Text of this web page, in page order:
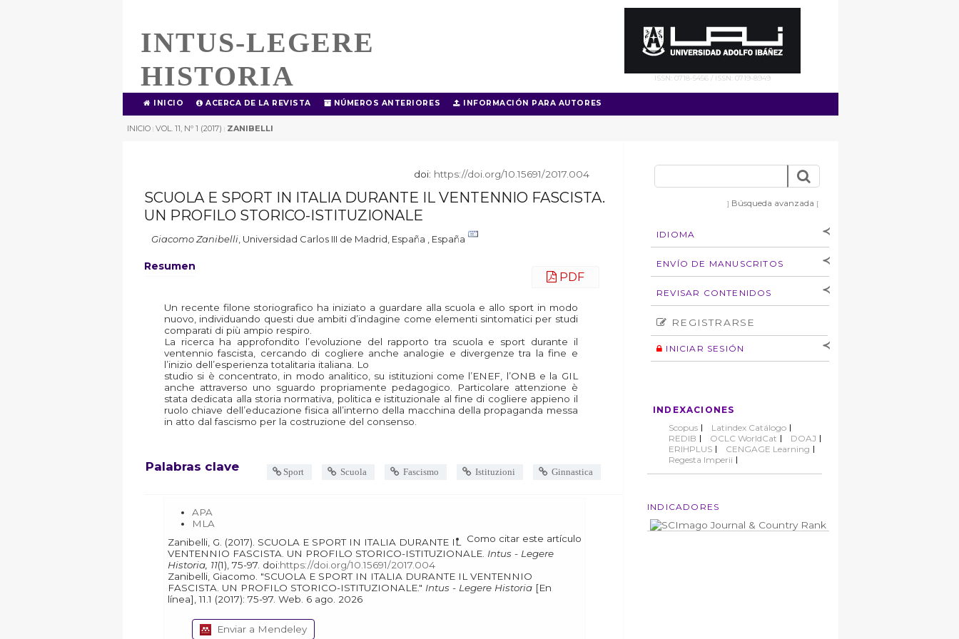
INTUS-LEGERE
HISTORIA
ISSN: 0718-5456 / ISSN: 0719-8949
INICIO ACERCA DE LA REVISTA NÚMEROS ANTERIORES INFORMACIÓN PARA AUTORES
INICIO | VOL. 11, Nº 1 (2017) | ZANIBELLI
] Búsqueda avanzada [
IDIOMA
[Español ] [English]
ENVÍO DE MANUSCRITOS
autores
Derechos de autoría
Normas éticas
REVISAR CONTENIDOS
Número
Autor
REGISTRARSE
INICIAR SESIÓN
INDEXACIONES
Scopus
Latindex Catálogo
REDIB
OCLC WorldCat
DOAJ
ERIHPLUS
CENGAGE Learning
Regesta Imperii
INDICADORES
doi: https://doi.org/10.15691/2017.004
SCUOLA E SPORT IN ITALIA DURANTE IL VENTENNIO FASCISTA.
UN PROFILO STORICO-ISTITUZIONALE
Giacomo Zanibelli, Universidad Carlos III de Madrid, España , España
Resumen
PDF
Un recente filone storiografico ha iniziato a guardare alla scuola e allo sport in modo
nuovo, individuando questi due ambiti d’indagine come elementi sintomatici per studi
comparati di più ampio respiro.
La ricerca ha approfondito l’evoluzione del rapporto tra scuola e sport durante il
ventennio fascista, cercando di cogliere anche analogie e divergenze tra la fine e
l’inizio dell’esperienza totalitaria italiana. Lo
studio si è concentrato, in modo analitico, su istituzioni come l’ENEF, l’ONB e la GIL
anche attraverso uno sguardo propriamente pedagogico. Particolare attenzione è
stata dedicata alla storia normativa, politica e istituzionale al fine di cogliere appieno il
ruolo chiave dell’educazione fisica all’interno della macchina della propaganda messa
in atto dal fascismo per la costruzione del consenso.
Palabras clave Sport Scuola Fascismo Istituzioni Ginnastica
APA
MLA
Como citar este artículo
Zanibelli, G. (2017). SCUOLA E SPORT IN ITALIA DURANTE IL
VENTENNIO FASCISTA. UN PROFILO STORICO-ISTITUZIONALE. Intus - Legere
Historia, 11
(1), 75-97. doi:https://doi.org/10.15691/2017.004
Zanibelli, Giacomo. "SCUOLA E SPORT IN ITALIA DURANTE IL VENTENNIO
FASCISTA. UN PROFILO STORICO-ISTITUZIONALE." Intus - Legere Historia [En
línea], 11.1 (2017): 75-97. Web. 6 ago. 2026
Enviar a Mendeley